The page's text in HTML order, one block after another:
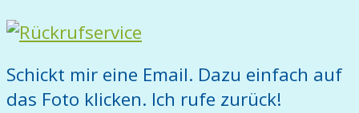
Schickt mir eine Email. Dazu einfach auf
das Foto klicken. Ich rufe zurück!